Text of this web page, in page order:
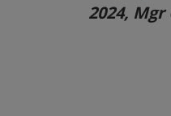
2024,